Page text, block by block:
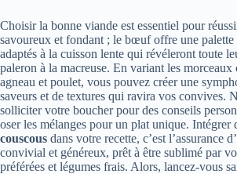
Choisir la bonne viande est essentiel pour
savoureux et fondant ; le bœuf offre une palette
adaptés à la cuisson lente qui révéleront toute
paleron à la macreuse. En variant les morceaux
agneau et poulet, vous pouvez créer une
saveurs et de textures qui ravira vos convives.
solliciter votre boucher pour des conseils
oser les mélanges pour un plat unique. Intégrer
couscous dans votre recette, c’est l’assurance
convivial et généreux, prêt à être sublimé par
préférées et légumes frais. Alors, lancez-vous